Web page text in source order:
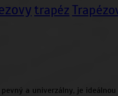
trapéz
a univerzálny, je